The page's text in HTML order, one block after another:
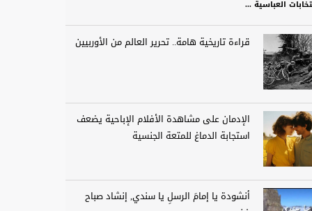
العباسية ...
قراءة تاريخية هامة.. تحرير العالم من الأوربيين
الإدمان على مشاهدة الأفلام الإباحية يضعف
استجابة الدماغ للمتعة الجنسية
أنشودة يا إمامَ الرسلِ يا سندي, إنشاد صباح